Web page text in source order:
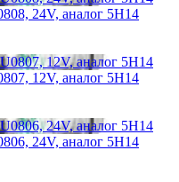
24V, аналог 5H14
12V, аналог 5H14
24V, аналог 5H14